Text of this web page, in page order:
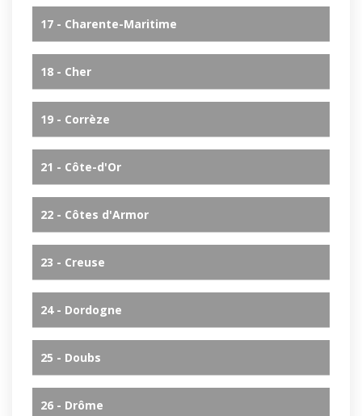
17 - Charente-Maritime
18 - Cher
19 - Corrèze
21 - Côte-d'Or
22 - Côtes d'Armor
23 - Creuse
24 - Dordogne
25 - Doubs
26 - Drôme